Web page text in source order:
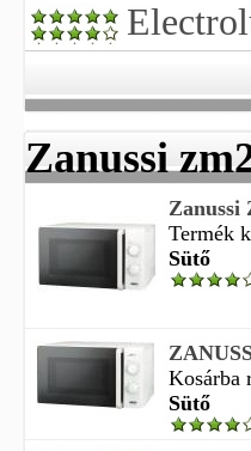
Zanussi
Zanussi
Termék
Sütő
Kosárba
Sütő